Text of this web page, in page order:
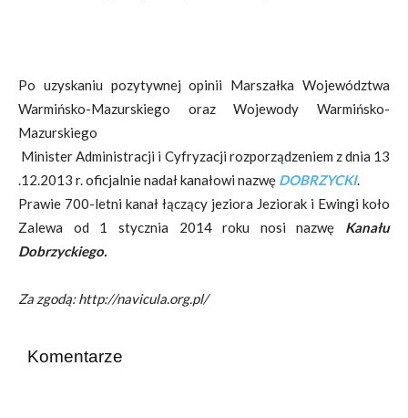
Po uzyskaniu pozytywnej opinii Marszałka Województwa
Warmińsko-Mazurskiego oraz Wojewody Warmińsko-
Mazurskiego
Minister Administracji i Cyfryzacji rozporządzeniem z dnia 13
.12.2013 r. oficjalnie nadał kanałowi nazwę DOBRZYCKI.
Prawie 700-letni kanał łączący jeziora Jeziorak i Ewingi koło
Zalewa od 1 stycznia 2014 roku nosi nazwę Kanału
Dobrzyckiego.
Za zgodą: http://navicula.org.pl/
Komentarze